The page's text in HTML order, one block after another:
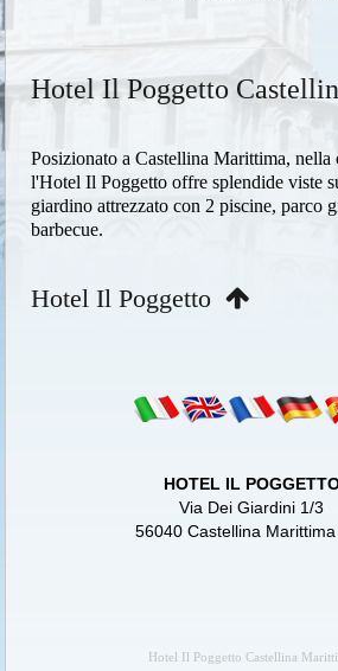
Hotel Il Poggetto
Posizionato a Castellina Marittima, nella
l'Hotel Il Poggetto offre splendide viste
giardino attrezzato con 2 piscine, parco
barbecue.
Hotel Il Poggetto
HOTEL IL
Via Dei Giardini 1/3
56040 Castellina
Hotel Il Poggetto Castellina